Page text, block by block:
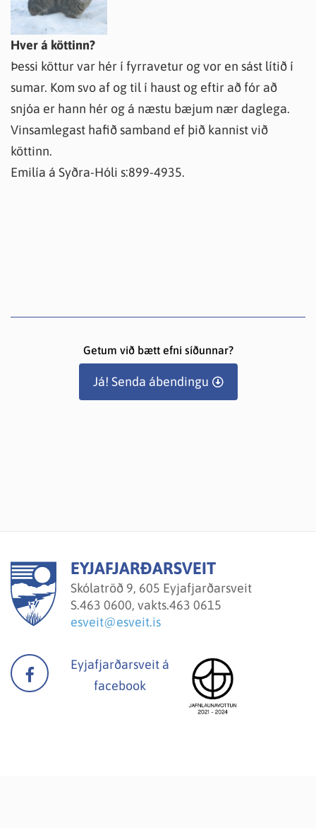
Hver á köttinn?
Þessi köttur var hér í fyrravetur og vor en sást lítið í
sumar. Kom svo af og til í haust og eftir að fór að
snjóa er hann hér og á næstu bæjum nær daglega.
Vinsamlegast hafið samband ef þið kannist við
köttinn.
Emilía á Syðra-Hóli s:899-4935.
Getum við bætt efni síðunnar?
Já! Senda ábendingu
EYJAFJARÐARSVEIT
Skólatröð 9, 605 Eyjafjarðarsveit
S.463 0600, vakts.463 0615
esveit@esveit.is
Eyjafjarðarsveit á
facebook